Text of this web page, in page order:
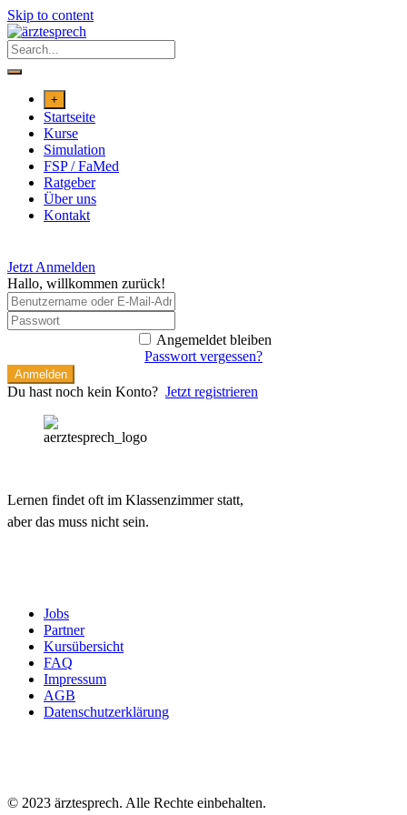
Skip to content
+
Startseite
Kurse
Simulation
FSP / FaMed
Ratgeber
Über uns
Kontakt
Jetzt Anmelden
Hallo, willkommen zurück!
Angemeldet bleiben
Passwort vergessen?
Anmelden
Du hast noch kein Konto? Jetzt registrieren
Lernen findet oft im Klassenzimmer statt,
aber das muss nicht sein.
Jobs
Partner
Kursübersicht
FAQ
Impressum
AGB
Datenschutzerklärung
© 2023 ärztesprech. Alle Rechte einbehalten.